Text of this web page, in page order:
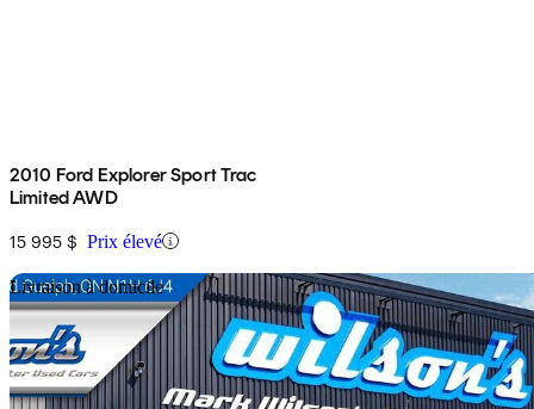
2010 Ford Explorer Sport Trac
Limited AWD
15 995 $ Prix élevé
Livraison à domicile